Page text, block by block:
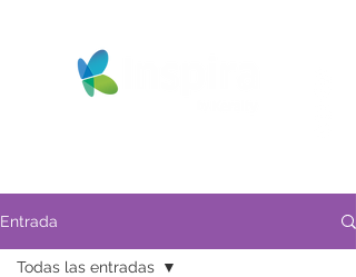
Entrada
Todas las entradas